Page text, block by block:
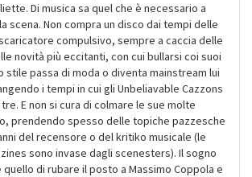
Di musica sa quel che è necessario a
scena. Non compra un disco dai tempi delle
compulsivo, sempre a caccia delle
novità più eccitanti, con cui bullarsi coi suoi
stile passa di moda o diventa mainstream lui
i tempi in cui gli Unbeliavable Cazzons
E non si cura di colmare le sue molte
prendendo spesso delle topiche pazzesche
del recensore o del kritiko musicale (le
sono invase dagli scenesters). Il sogno
di rubare il posto a Massimo Coppola e